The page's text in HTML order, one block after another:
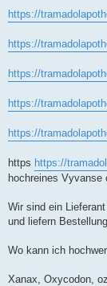
https://
https://
https://
https://
https://
https https://
hochreines Vyvanse
Wir sind ein
und liefern
Wo kann ich
Xanax, Oxycodon,